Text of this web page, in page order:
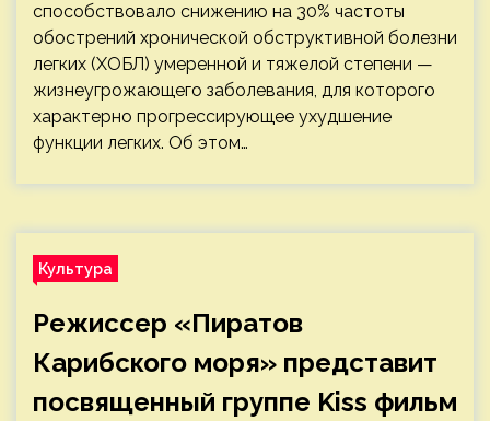
способствовало снижению на 30% частоты
обострений хронической обструктивной болезни
легких (ХОБЛ) умеренной и тяжелой степени —
жизнеугрожающего заболевания, для которого
характерно прогрессирующее ухудшение
функции легких. Об этом…
Культура
Режиссер «Пиратов
Карибского моря» представит
посвященный группе Kiss фильм